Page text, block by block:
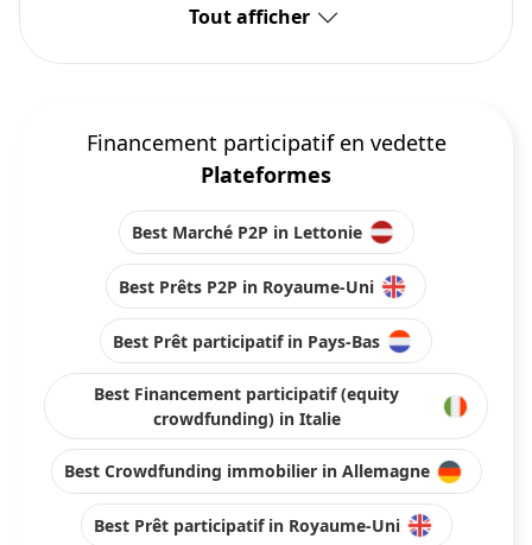
Tout afficher
Financement participatif en vedette
Plateformes
Best Marché P2P in Lettonie
Best Prêts P2P in Royaume-Uni
Best Prêt participatif in Pays-Bas
Best Financement participatif (equity
crowdfunding) in Italie
Best Crowdfunding immobilier in Allemagne
Best Prêt participatif in Royaume-Uni